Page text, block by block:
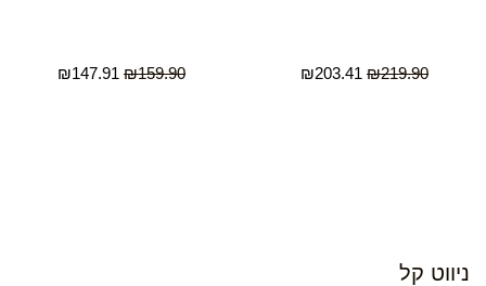
₪219.90
₪203.41
₪159.90
₪147.91
ניווט קל